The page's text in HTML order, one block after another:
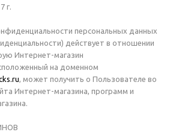
г.
персональных данных
действует в отношении
Интернет-магазин
на доменном
, может получить о Пользователе во
Интернет-магазина, программ и